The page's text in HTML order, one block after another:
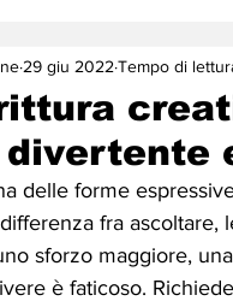
Approfondimenti
giugno23 luglio23
marzo24 aprile24
29 giu 2022 Tempo di
delle forme
fra ascoltare,
sforzo maggiore,
è faticoso.